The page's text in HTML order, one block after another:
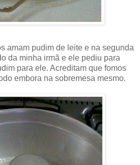
amam pudim de leite e na segunda
da minha irmã e ele pediu para
para ele. Acreditam que fomos
embora na sobremesa mesmo.